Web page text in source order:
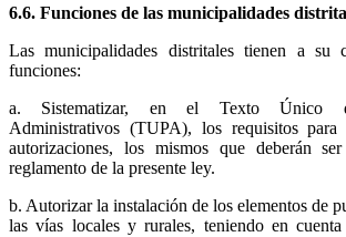
6.6. Funciones de las municipalidades
Las municipalidades distritales tienen a su
funciones:
a. Sistematizar, en el Texto Único
Administrativos (TUPA), los requisitos
autorizaciones, los mismos que deberán
reglamento de la presente ley.
b. Autorizar la instalación de los elementos de
las vías locales y rurales, teniendo en